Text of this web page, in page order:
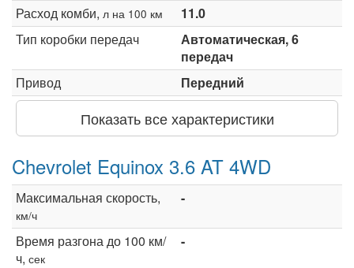
Расход комби, л на 100 км
11.0
Тип коробки передач
Автоматическая, 6
передач
Привод
Передний
Показать все характеристики
Chevrolet Equinox 3.6 AT 4WD
Максимальная скорость,
км/ч
-
Время разгона до 100 км/
ч, сек
-